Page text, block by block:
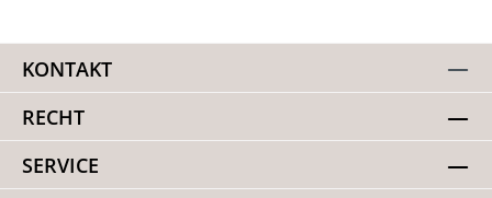
KONTAKT
RECHT
SERVICE